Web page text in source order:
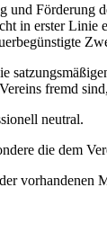
Förderung
in erster Linie
fremd
neutral.
die dem
vorhandenen